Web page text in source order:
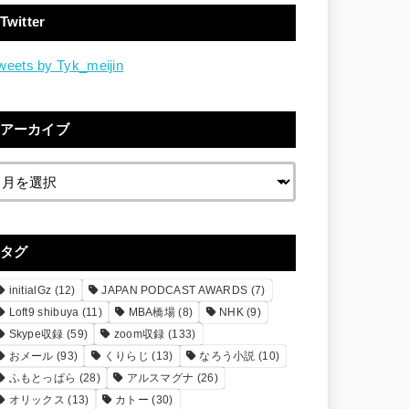
Twitter
by Tyk_meijin
アーカイブ
タグ
initialGz (12) JAPAN PODCAST AWARDS (7)
Loft9 shibuya (11) MBA橋場 (8) NHK (9)
Skype収録 (59) zoom収録 (133)
おメール (93) くりらじ (13) なろう小説 (10)
ふもとっぱら (28) アルスマグナ (26)
オリックス (13) カトー (30)